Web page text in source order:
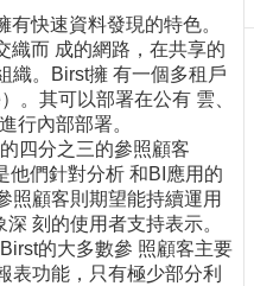
快速資料發現的特色。
織而 成的網路，在共享的
織。Birst擁 有一個多租戶
。其可以部署在公有 雲、
行內部部署。
四分之三的參照顧客
他們針對分析 和BI應用的
照顧客則期望能持續運用
刻的使用者支持表示。
的大多數參 照顧客主要
表功能，只有極少部分利